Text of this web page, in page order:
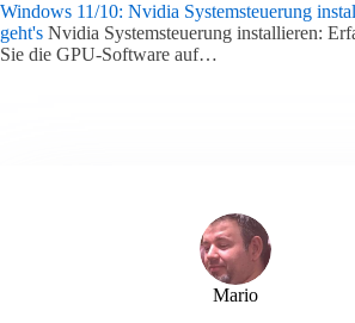
Windows 11/10: Nvidia Systemsteuerung
geht's Nvidia Systemsteuerung installieren:
Sie die GPU-Software auf…
Mario